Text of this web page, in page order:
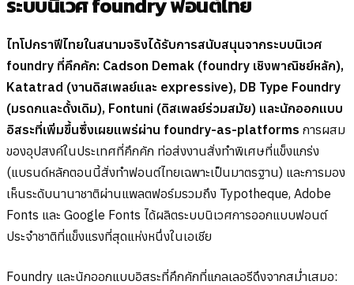
ไทโปกราฟีไทยในสนามจริงได้รับการสนับสนุนจากระบบนิเวศ
foundry ที่คึกคัก: Cadson Demak (foundry เชิงพาณิชย์หลัก),
Katatrad (งานดิสเพลย์และ expressive), DB Type Foundry
(มรดกและดั้งเดิม), Fontuni (ดิสเพลย์ร่วมสมัย) และนักออกแบบ
อิสระที่เพิ่มขึ้นซึ่งเผยแพร่ผ่าน foundry-as-platforms การผสม
ของอุปสงค์ในประเทศที่คึกคัก ท่อส่งงานสั่งทำพิเศษที่แข็งแกร่ง
(แบรนด์หลักตอนนี้สั่งทำฟอนต์ไทยเฉพาะเป็นมาตรฐาน) และการมอง
เห็นระดับนานาชาติผ่านแพลตฟอร์มรวมถึง Typotheque, Adobe
Fonts และ Google Fonts ได้ผลิตระบบนิเวศการออกแบบฟอนต์
ประจำชาติที่แข็งแรงที่สุดแห่งหนึ่งในเอเชีย
Foundry และนักออกแบบอิสระที่คึกคักที่แกลเลอรีดึงจากสม่ำเสมอ: